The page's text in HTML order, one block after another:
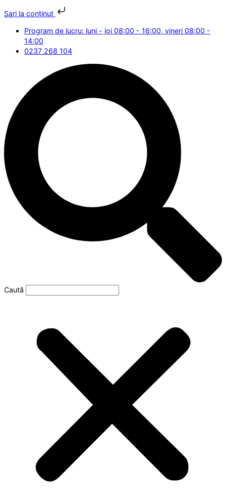
Sari la conținut
Program de lucru: luni - joi 08:00 - 16:00, vineri 08:00 -
14:00
0237 268 104
Caută